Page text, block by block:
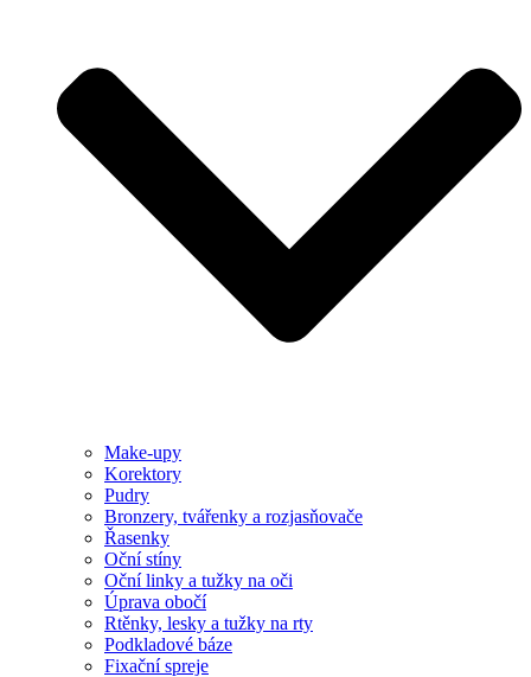
Make-upy
Korektory
Pudry
Bronzery, tvářenky a rozjasňovače
Řasenky
Oční stíny
Oční linky a tužky na oči
Úprava obočí
Rtěnky, lesky a tužky na rty
Podkladové báze
Fixační spreje